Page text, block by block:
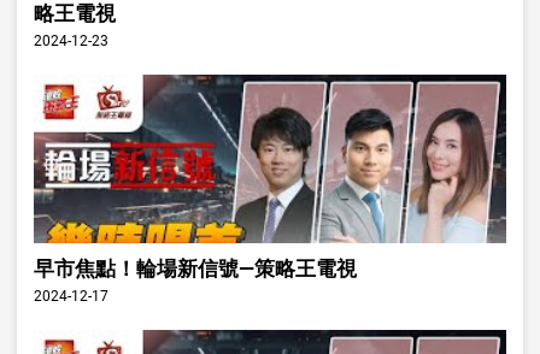
略王電視
2024-12-23
早市焦點！輪場新信號—策略王電視
2024-12-17